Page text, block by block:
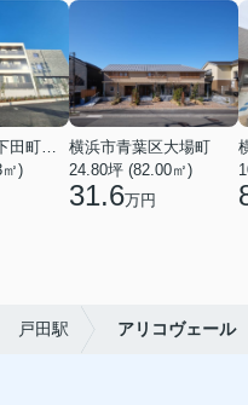
)
横浜市青葉区大場町
24.80坪 (82.00㎡)
31.6万円
戸田駅 アリコヴェール